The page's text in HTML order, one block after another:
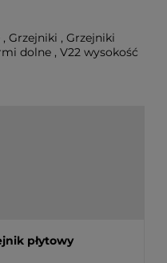
, Grzejniki , Grzejniki
dolne , V22 wysokość
i gabarytu
płytowy